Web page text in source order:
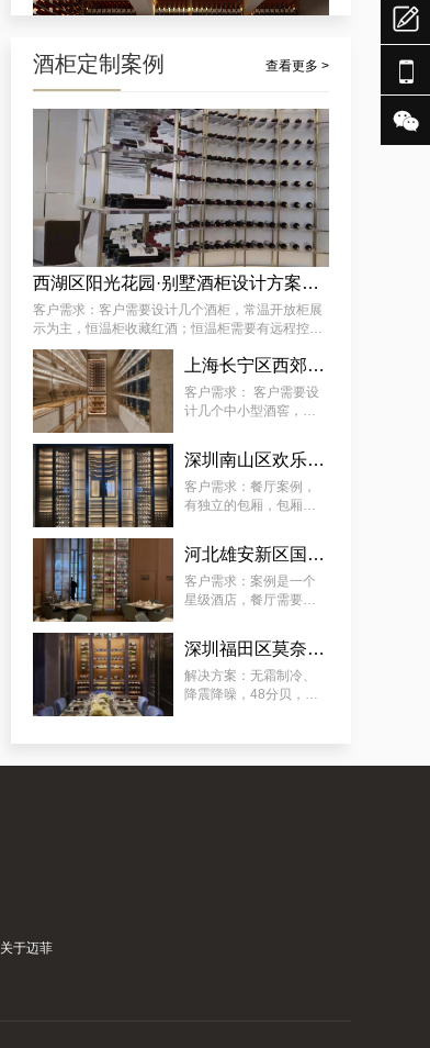
某街道专用藏酒窖红酒酒厂厂家案例详解，让酒厂新款藏酒窖订制变得简单
典型案例：订制会所豪华恒温藏酒窖，潼南专业会所藏酒窖工厂的专业流程
酒柜定制案例 查看更多 >
西湖区阳光花园·别墅酒柜设计方案推荐
客户需求：客户需要设计几个酒柜，常温开放柜展
示为主，恒温柜收藏红酒；恒温柜需要有远程控制
温湿度功能 。
上海长宁区西郊壹号·会所：中小型酒柜定制解决方案
客户需求： 客户需要设
计几个中小型酒窖，常
温柜放红酒；恒温柜需
要有远程控制温湿度功
能 。
深圳南山区欢乐海岸社佳日本料理恒温酒柜定制案例
客户需求：餐厅案例，
有独立的包厢，包厢酒
5~22°C（ 可调 ）。主
要放：红酒、清酒、洋
酒（ 洋酒可常温 ）。
河北雄安新区国际酒店酒柜定制服务案例
客户需求：案例是一个
星级酒店，餐厅需要展
酒、清酒、啤酒，酒柜
放在显眼位置，可供客
人欣赏和选择喜欢的餐
酒，需容量尽可能大。
深圳福田区莫奈法餐厅欧式风格酒柜定制服务
解决方案：无霜制冷、
降震降噪，48分贝，适
酿；用餐厅酒柜 ，餐酒
关于迈菲


